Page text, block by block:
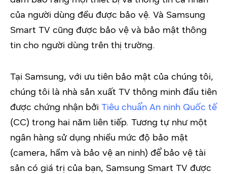
của người dùng đều được bảo vệ. Và Samsung
Smart TV cũng được bảo vệ và bảo mật thông
tin cho người dùng trên thị trường.
Tại Samsung, với ưu tiên bảo mật của chúng tôi,
chúng tôi là nhà sản xuất TV thông minh đầu tiên
được chứng nhận bởi Tiêu chuẩn An ninh Quốc tế
(CC) trong hai năm liên tiếp. Tương tự như một
ngân hàng sử dụng nhiều mức độ bảo mật
(camera, hầm và bảo vệ an ninh) để bảo vệ tài
sản có giá trị của bạn, Samsung Smart TV được